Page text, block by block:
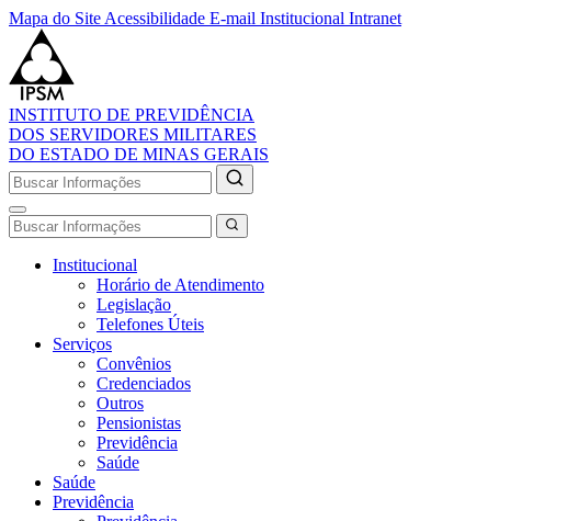
Mapa do Site Acessibilidade E-mail Institucional Intranet
INSTITUTO DE PREVIDÊNCIA
DOS SERVIDORES MILITARES
DO ESTADO DE MINAS GERAIS
Institucional
Horário de Atendimento
Legislação
Telefones Úteis
Serviços
Convênios
Credenciados
Outros
Pensionistas
Previdência
Saúde
Saúde
Previdência